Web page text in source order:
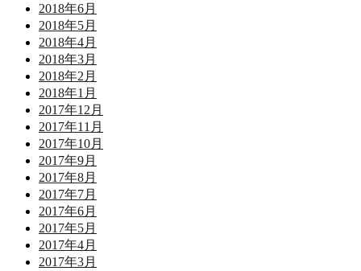
2018年6月
2018年5月
2018年4月
2018年3月
2018年2月
2018年1月
2017年12月
2017年11月
2017年10月
2017年9月
2017年8月
2017年7月
2017年6月
2017年5月
2017年4月
2017年3月